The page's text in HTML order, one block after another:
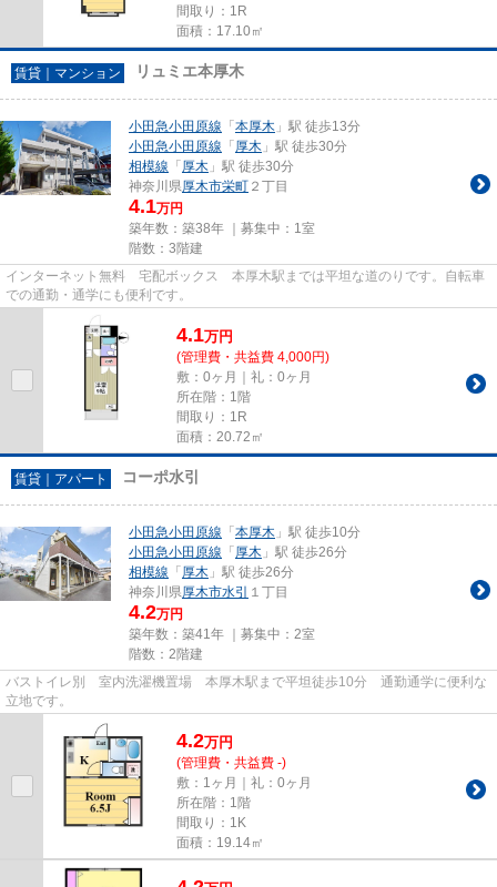
間取り：1R
面積：17.10㎡
賃貸｜マンション リュミエ本厚木
小田急小田原線 「本厚木 」駅 徒歩13分
小田急小田原線 「厚木 」駅 徒歩30分
相模線 「厚木 」駅 徒歩30分
神奈川県厚木市栄町 ２丁目
4.1万円
築年数：築38年 ｜募集中： 1室
階数：3階建
インターネット無料 宅配ボックス 本厚木駅までは平坦な道のりです。自転車
での通勤・通学にも便利です。
4.1万円
(管理費・共益費 4,000円)
敷：0ヶ月｜礼：0ヶ月
所在階：1階
間取り：1R
面積：20.72㎡
賃貸｜アパート コーポ水引
小田急小田原線 「本厚木 」駅 徒歩10分
小田急小田原線 「厚木 」駅 徒歩26分
相模線 「厚木 」駅 徒歩26分
神奈川県厚木市水引 １丁目
4.2万円
築年数：築41年 ｜募集中： 2室
階数：2階建
バストイレ別 室内洗濯機置場 本厚木駅まで平坦徒歩10分 通勤通学に便利な
立地です。
4.2万円
(管理費・共益費 -)
敷：1ヶ月｜礼：0ヶ月
所在階：1階
間取り：1K
面積：19.14㎡